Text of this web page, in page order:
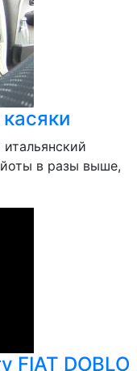
в разы выше,
FIAT DOBLO